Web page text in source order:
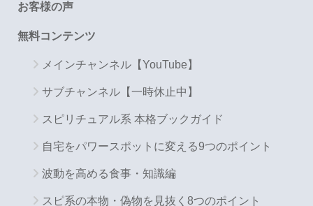
お客様の声
無料コンテンツ
メインチャンネル【YouTube】
サブチャンネル【一時休止中】
スピリチュアル系 本格ブックガイド
自宅をパワースポットに変える9つのポイント
波動を高める食事・知識編
スピ系の本物・偽物を見抜く8つのポイント